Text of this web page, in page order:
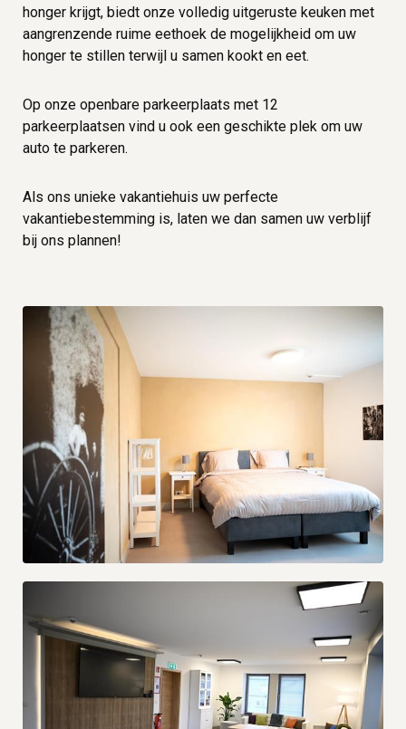
honger krijgt, biedt onze volledig uitgeruste keuken met
aangrenzende ruime eethoek de mogelijkheid om uw
honger te stillen terwijl u samen kookt en eet.
Op onze openbare parkeerplaats met 12
parkeerplaatsen vind u ook een geschikte plek om uw
auto te parkeren.
Als ons unieke vakantiehuis uw perfecte
vakantiebestemming is, laten we dan samen uw verblijf
bij ons plannen!